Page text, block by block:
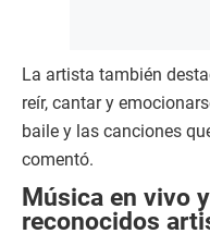
La artista también
reír, cantar y
baile y las canciones
comentó.
Música en vivo
reconocidos